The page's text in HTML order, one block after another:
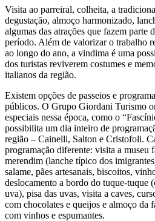
Visita ao parreiral, colheita, a
degustação, almoço harmonizado,
algumas das atrações que fazem parte
período. Além de valorizar o trabalho
ao longo do ano, a vindima é uma
dos turistas reviverem costumes e
italianos da região.
Existem opções de passeios e
públicos. O Grupo Giordani Turismo
especiais nessa época, como o
possibilita um dia inteiro de
região – Cainelli, Salton e Cristofoli.
programação diferente: visita a museu
merendim (lanche típico dos
salame, pães artesanais, biscoitos,
deslocamento a bordo do tuque-tuque
uva), pisa das uvas, visita a caves,
com chocolates e queijos e almoço da
com vinhos e espumantes.